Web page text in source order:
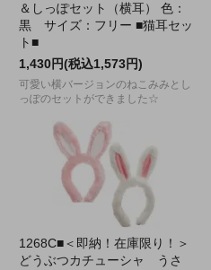
＆しっぽセット（横耳） 色：
黒 サイズ：フリー ■猫耳セッ
ト■
1,430円(税込1,573円)
可愛い横バージョンのねこみみとし
っぽのセットができました☆
1268C■＜即納！在庫限り！＞
どうぶつカチューシャ うさ